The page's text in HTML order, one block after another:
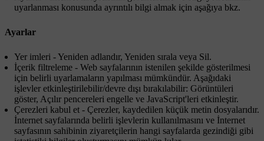
uyarlanması konusunda ayrıntılı bilgi almak için aşağıya bkz.
Ayarlar
Yer imleri -Yeniden adlandır, Yeniden sırala veya Sil.
İçerik filtreleme - Web sayfalarının istenilen şekilde gösterilmesi
için belirli uyarlamaların yapılması mümkündür. Aşağıdaki
işlevler etkinleştirilebilir/devre dışı bırakılabilir: Görüntüleri
göster, Açılır pencereleri engelle ve JavaScript'leri etkinleştir.
Çerezleri kabul et - Çerezler, kaydedilen küçük metin dosyalarıdır.
İnternet sayfalarında belirli işlevlerin kullanılmasını ve İnternet
sayfasının sahibinin ziyaretçilerin hangi sayfalarda gezindiği gibi